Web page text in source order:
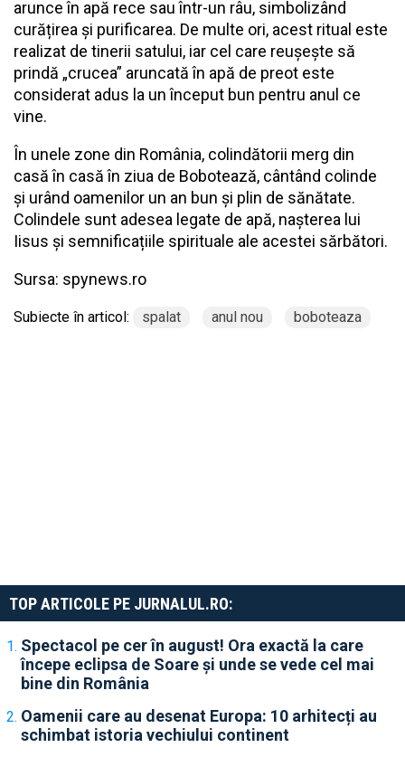
arunce în apă rece sau într-un râu, simbolizând
curățirea și purificarea. De multe ori, acest ritual este
realizat de tinerii satului, iar cel care reușește să
prindă „crucea” aruncată în apă de preot este
considerat adus la un început bun pentru anul ce
vine.
În unele zone din România, colindătorii merg din
casă în casă în ziua de Bobotează, cântând colinde
și urând oamenilor un an bun și plin de sănătate.
Colindele sunt adesea legate de apă, nașterea lui
Iisus și semnificațiile spirituale ale acestei sărbători.
Sursa: spynews.ro
Subiecte în articol: spalat anul nou boboteaza
TOP ARTICOLE PE JURNALUL.RO:
Spectacol pe cer în august! Ora exactă la care
începe eclipsa de Soare și unde se vede cel mai
bine din România
Oamenii care au desenat Europa: 10 arhitecți au
schimbat istoria vechiului continent